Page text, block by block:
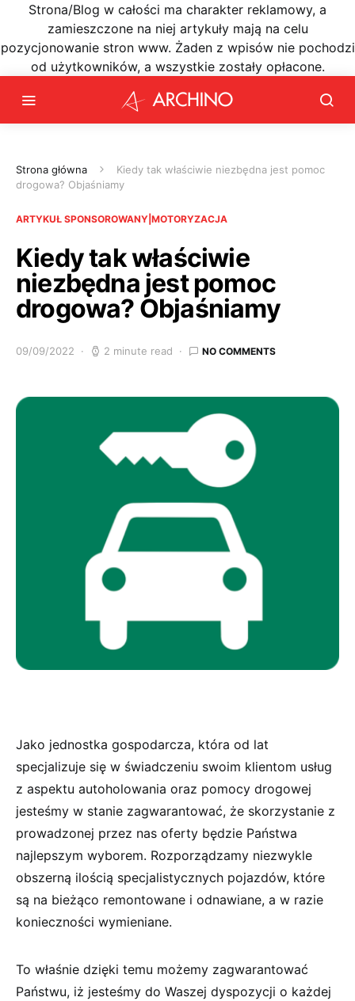
Strona/Blog w całości ma charakter reklamowy, a
zamieszczone na niej artykuły mają na celu
pozycjonowanie stron www. Żaden z wpisów nie pochodzi
od użytkowników, a wszystkie zostały opłacone.
Strona główna
Kiedy tak właściwie niezbędna jest pomoc
drogowa? Objaśniamy
ARTYKUŁ SPONSOROWANY|MOTORYZACJA
Kiedy tak właściwie
niezbędna jest pomoc
drogowa? Objaśniamy
09/09/2022 2 minute read NO COMMENTS
Jako jednostka gospodarcza, która od lat
specjalizuje się w świadczeniu swoim klientom usług
z aspektu autoholowania oraz pomocy drogowej
jesteśmy w stanie zagwarantować, że skorzystanie z
prowadzonej przez nas oferty będzie Państwa
najlepszym wyborem. Rozporządzamy niezwykle
obszerną ilością specjalistycznych pojazdów, które
są na bieżąco remontowane i odnawiane, a w razie
konieczności wymieniane.
To właśnie dzięki temu możemy zagwarantować
Państwu, iż jesteśmy do Waszej dyspozycji o każdej